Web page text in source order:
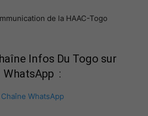
de la HAAC-Togo
Infos Du Togo sur
WhatsApp :
Chaîne WhatsApp